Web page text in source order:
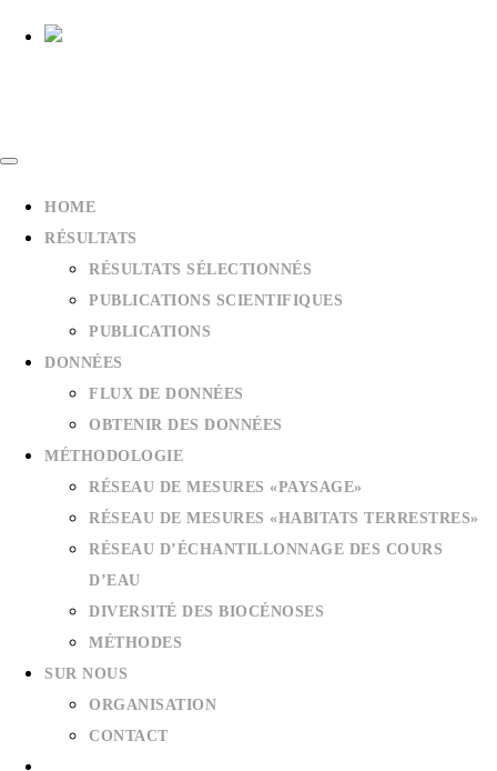
HOME
RÉSULTATS
RÉSULTATS SÉLECTIONNÉS
PUBLICATIONS SCIENTIFIQUES
PUBLICATIONS
DONNÉES
FLUX DE DONNÉES
OBTENIR DES DONNÉES
MÉTHODOLOGIE
RÉSEAU DE MESURES «PAYSAGE»
RÉSEAU DE MESURES «HABITATS TERRESTRES»
RÉSEAU D’ÉCHANTILLONNAGE DES COURS
D’EAU
DIVERSITÉ DES BIOCÉNOSES
MÉTHODES
SUR NOUS
ORGANISATION
CONTACT